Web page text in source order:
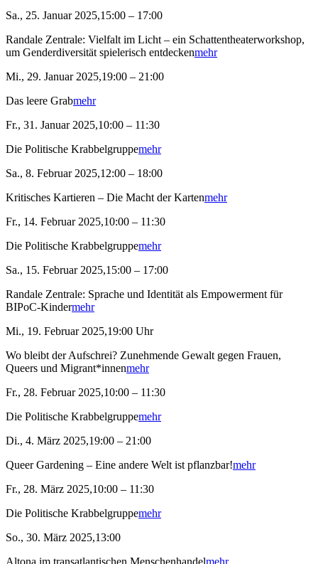
Sa., 25. Januar 2025,15:00 – 17:00
Randale Zentrale: Vielfalt im Licht – ein Schattentheaterworkshop,
um Genderdiversität spielerisch entdeckenmehr
Mi., 29. Januar 2025,19:00 – 21:00
Das leere Grabmehr
Fr., 31. Januar 2025,10:00 – 11:30
Die Politische Krabbelgruppemehr
Sa., 8. Februar 2025,12:00 – 18:00
Kritisches Kartieren – Die Macht der Kartenmehr
Fr., 14. Februar 2025,10:00 – 11:30
Die Politische Krabbelgruppemehr
Sa., 15. Februar 2025,15:00 – 17:00
Randale Zentrale: Sprache und Identität als Empowerment für
BIPoC-Kindermehr
Mi., 19. Februar 2025,19:00 Uhr
Wo bleibt der Aufschrei? Zunehmende Gewalt gegen Frauen,
Queers und Migrant*innenmehr
Fr., 28. Februar 2025,10:00 – 11:30
Die Politische Krabbelgruppemehr
Di., 4. März 2025,19:00 – 21:00
Queer Gardening – Eine andere Welt ist pflanzbar!mehr
Fr., 28. März 2025,10:00 – 11:30
Die Politische Krabbelgruppemehr
So., 30. März 2025,13:00
Altona im transatlantischen Menschenhandelmehr